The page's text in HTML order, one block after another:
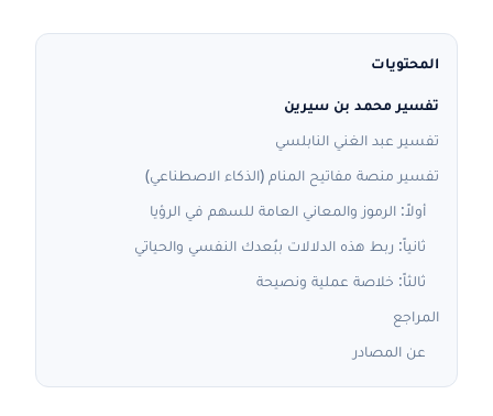
المحتويات
تفسير محمد بن سيرين
تفسير عبد الغني النابلسي
تفسير منصة مفاتيح المنام (الذكاء الاصطناعي)
أولاً: الرموز والمعاني العامة للسهم في الرؤيا
ثانياً: ربط هذه الدلالات ببُعدك النفسي والحياتي
ثالثاً: خلاصة عملية ونصيحة
المراجع
عن المصادر